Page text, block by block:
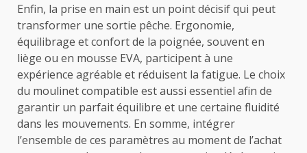
Enfin, la prise en main est un point décisif qui peut
transformer une sortie pêche. Ergonomie,
équilibrage et confort de la poignée, souvent en
liège ou en mousse EVA, participent à une
expérience agréable et réduisent la fatigue. Le choix
du moulinet compatible est aussi essentiel afin de
garantir un parfait équilibre et une certaine fluidité
dans les mouvements. En somme, intégrer
l’ensemble de ces paramètres au moment de l’achat